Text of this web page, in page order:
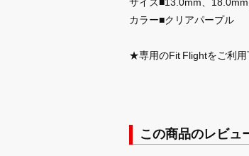
カラー■クリアパープル
★専用のFit Flightをご利用
この商品のレビュ